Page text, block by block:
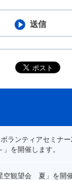
ランティアセミナ
を開催します。
空観望会 夏」を開催